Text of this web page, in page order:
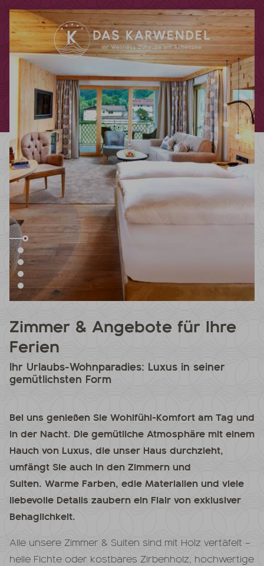
Zimmer & Angebote für Ihre
Ferien
Ihr Urlaubs-Wohnparadies: Luxus in seiner
gemütlichsten Form
Bei uns genießen Sie Wohlfühl-Komfort am Tag und
in der Nacht. Die gemütliche Atmosphäre mit einem
Hauch von Luxus, die unser Haus durchzieht,
umfängt Sie auch in den Zimmern und
Suiten. Warme Farben, edle Materialien und viele
liebevolle Details zaubern ein Flair von exklusiver
Behaglichkeit.
Alle unsere Zimmer & Suiten sind mit Holz vertäfelt –
helle Fichte oder kostbares Zirbenholz, hochwertige
Hier können Sie Ihre Aktionscodes
oder Gutscheine einlösen.
Aktuell akzeptieren wir folgende
Codes:
Bonuscode
Gutscheine